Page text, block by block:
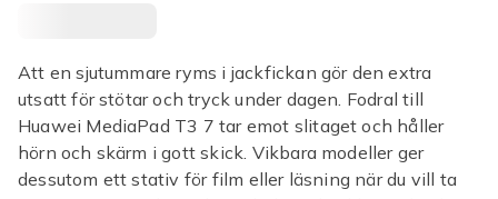
Att en sjutummare ryms i jackfickan gör den extra
utsatt för stötar och tryck under dagen. Fodral till
Huawei MediaPad T3 7 tar emot slitaget och håller
hörn och skärm i gott skick. Vikbara modeller ger
dessutom ett stativ för film eller läsning när du vill ta